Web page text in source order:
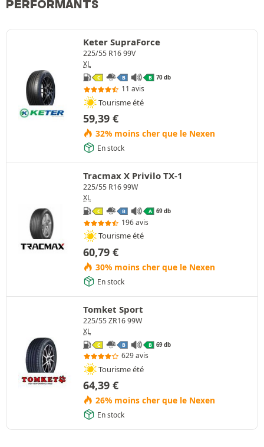
PERFORMANTS
Keter SupraForce
225/55 R16 99V
XL
C B B 70 db
11 avis
Tourisme été
59,39 €
32% moins cher que le Nexen
En stock
Tracmax X Privilo TX-1
225/55 R16 99W
XL
C B A 69 db
196 avis
Tourisme été
60,79 €
30% moins cher que le Nexen
En stock
Tomket Sport
225/55 ZR16 99W
XL
C B B 69 db
629 avis
Tourisme été
64,39 €
26% moins cher que le Nexen
En stock